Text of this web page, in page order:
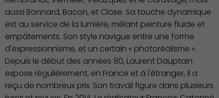
aussi Bonnard, Bacon, et Close. Sa touche dynamique
est au service de la lumière, mêlant peinture fluide et
empâtements. Son style navigue entre une forme
d'expressionnisme, et un certain « photoréalisme ».
Depuis le début des années 80, Laurent Dauptain
expose régulièrement, en France et à l'étranger, il a
reçu de nombreux prix. Son travail figure dans plusieurs